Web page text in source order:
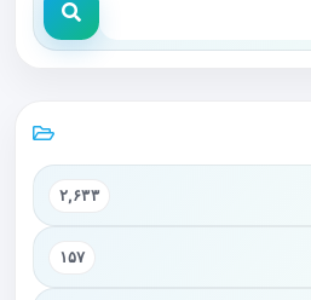
۲,۶۳۳
۱۵۷